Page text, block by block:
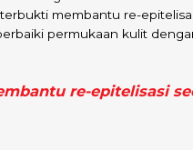
terbukti membantu re-
permukaan kulit
re-epitelisasi